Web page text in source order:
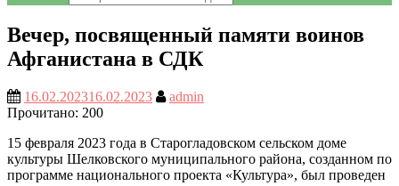
Вечер, посвященный памяти воинов
Афганистана в СДК
16.02.202316.02.2023
admin
Прочитано: 200
15 февраля 2023 года в Старогладовском сельском доме
культуры Шелковского муниципального района, созданном по
программе национального проекта «Культура», был проведен